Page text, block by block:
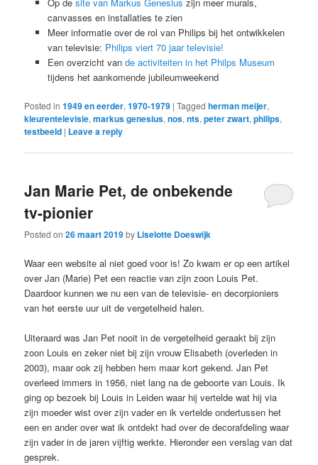
canvasses en installaties te zien
Meer informatie over de rol van Philips bij het ontwikkelen
van televisie: Philips viert 70 jaar televisie!
Een overzicht van de activiteiten in het Philps Museum
tijdens het aankomende jubileumweekend
Posted in 1949 en eerder,1970-1979 |Tagged herman meijer,
kleurentelevisie,markus genesius,nos,nts,peter zwart,philips,
testbeeld | Leave a reply
Jan Marie Pet, de onbekende
tv-pionier
Posted on26 maart 2019by Liselotte Doeswijk
Waar een website al niet goed voor is! Zo kwam er op een artikel
over Jan (Marie) Pet een reactie van zijn zoon Louis Pet.
Daardoor kunnen we nu een van de televisie- en decorpioniers
van het eerste uur uit de vergetelheid halen.
Uiteraard was Jan Pet nooit in de vergetelheid geraakt bij zijn
zoon Louis en zeker niet bij zijn vrouw Elisabeth (overleden in
2003), maar ook zij hebben hem maar kort gekend. Jan Pet
overleed immers in 1956, niet lang na de geboorte van Louis. Ik
ging op bezoek bij Louis in Leiden waar hij vertelde wat hij via
zijn moeder wist over zijn vader en ik vertelde ondertussen het
een en ander over wat ik ontdekt had over de decorafdeling waar
zijn vader in de jaren vijftig werkte. Hieronder een verslag van dat
gesprek.